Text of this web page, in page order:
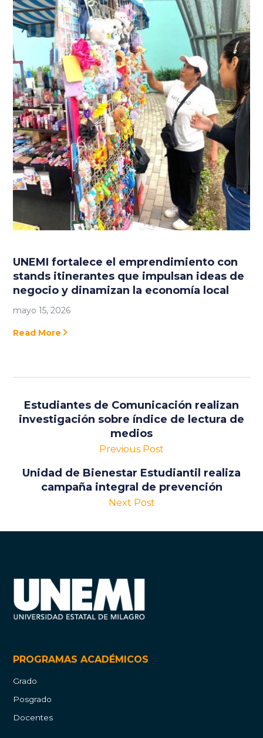
UNEMI fortalece el emprendimiento con
stands itinerantes que impulsan ideas de
negocio y dinamizan la economía local
mayo 15, 2026
Read More
Estudiantes de Comunicación realizan
investigación sobre índice de lectura de
medios
Previous Post
Unidad de Bienestar Estudiantil realiza
campaña integral de prevención
Next Post
PROGRAMAS ACADÉMICOS
Grado
Posgrado
Docentes